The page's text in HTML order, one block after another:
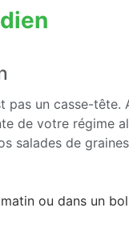
pas un casse-
de votre régime
salades de
ou dans un